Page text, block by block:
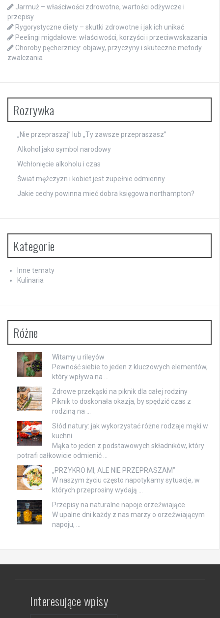
Jarmuż – właściwości zdrowotne, wartości odżywcze i
przepisy
Rygorystyczne diety – skutki zdrowotne i jak ich unikać
Peelingi migdałowe: właściwości, korzyści i przeciwwskazania
Choroby pęcherznicy: objawy, przyczyny i skuteczne metody
zwalczania
Rozrywka
„Nie przepraszaj” lub „Ty zawsze przepraszasz”
Alkohol jako symbol narodowy
Wchłonięcie alkoholu i czas
Świat mężczyzn i kobiet jest zupełnie odmienny
Jakie cechy powinna mieć dobra księgowa northampton?
Kategorie
Inne tematy
Kulinaria
Różne
Witamy u rileyów
Pewność siebie to jeden z kluczowych elementów,
który wpływa na …
Zdrowe przekąski na piknik dla całej rodziny
Piknik to doskonała okazja, by spędzić czas z
rodziną na …
Słód natury: jak wykorzystać różne rodzaje mąki w
kuchni
Mąka to jeden z podstawowych składników, który
potrafi całkowicie odmienić …
„PRZYKRO MI, ALE NIE PRZEPRASZAM”
W naszym życiu często napotykamy sytuacje, w
których przeprosiny wydają …
Przepisy na naturalne napoje orzeźwiające
W upalne dni każdy z nas marzy o orzeźwiającym
napoju, …
Interesujące wpisy